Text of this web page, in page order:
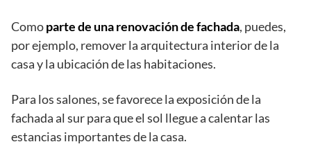
Comoparte de una renovación de fachada, puedes,
por ejemplo, remover la arquitectura interior de la
casa y la ubicación de las habitaciones.
Para los salones, se favorece la exposición de la
fachada al sur para que el sol llegue a calentar las
estancias importantes de la casa.